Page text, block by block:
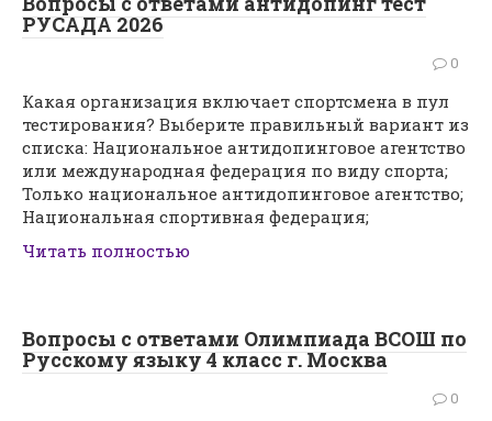
РУСАДА 2026
0
Какая организация включает спортсмена в пул
тестирования? Выберите правильный вариант из
списка: Национальное антидопинговое агентство
или международная федерация по виду спорта;
Только национальное антидопинговое агентство;
Национальная спортивная федерация;
Читать полностью
Вопросы с ответами Олимпиада ВСОШ по
Русскому языку 4 класс г. Москва
0